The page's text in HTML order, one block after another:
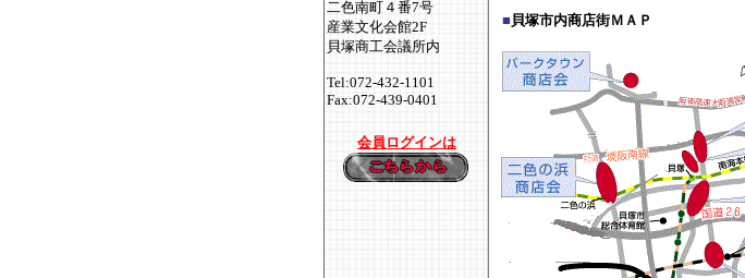
二色南町４番7号
産業文化会館2F
貝塚商工会議所内
Tel:072-432-1101
Fax:072-439-0401
会員ログインは
■ 貝塚市内商店街ＭＡＰ